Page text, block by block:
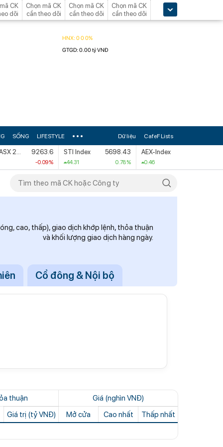
CK
dõi
Chọn mã CK
cần theo dõi
Chọn mã CK
cần theo dõi
Chọn mã CK
cần theo dõi
SỐNG LIFESTYLE CafeF Lists
Dữ liệu
S&P/ASX 200 [XJO] 9263.6
-0.09 %
STI Index
44.31
5698.43
0.78 %
AEX-Index
0.46
cao, thấp), giao dịch khớp lệnh, thỏa thuận
và khối lượng giao dịch hàng ngày.
Cổ đông & Nội bộ
thuận
Giá (nghìn VNĐ)
Giá trị (tỷ VNĐ) Mở cửa Cao nhất Thấp nhất